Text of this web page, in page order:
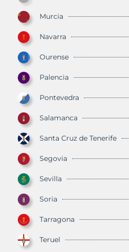
Murcia
Navarra
Ourense
Palencia
Pontevedra
Salamanca
Santa Cruz de Tenerife
Segovia
Sevilla
Soria
Tarragona
Teruel